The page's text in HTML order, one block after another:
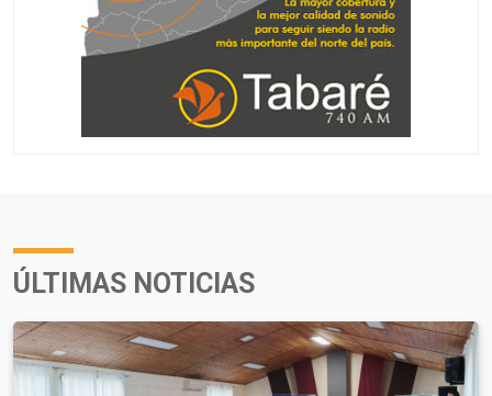
ÚLTIMAS NOTICIAS